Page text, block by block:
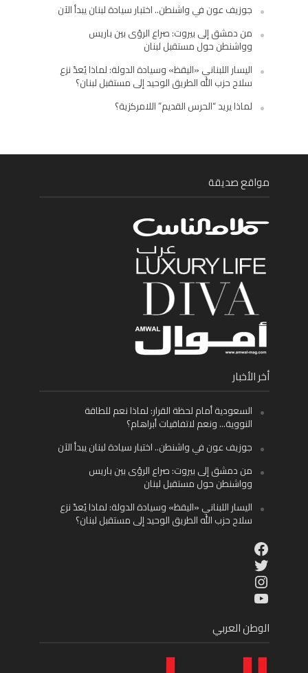
جوزيف عون في واشنطن.. اختبار سيادة لبنان يبدأ الآن
من دمشق إلى بيروت: صراع الرؤى بين باريس
وواشنطن حول مستقبل لبنان
اليسار اللبناني «اليقظ» وسيادة الدولة: لماذا يُعدّ نزع
سلاح حزب الله الطريق الوحيد إلى مستقبل لبنان؟
لماذا يريد “الحرس القديم” اللامركزية؟
مواقع صديقة
أخر الأخبار
السعودية أمام لحظة القرار: لماذا نعم للطاقة
النووية… ونعم لاتفاقيات أبراهام؟
جوزيف عون في واشنطن.. اختبار سيادة لبنان يبدأ الآن
من دمشق إلى بيروت: صراع الرؤى بين باريس
وواشنطن حول مستقبل لبنان
اليسار اللبناني «اليقظ» وسيادة الدولة: لماذا يُعدّ نزع
سلاح حزب الله الطريق الوحيد إلى مستقبل لبنان؟
Facebook
Twitter
Instagram
YouTube
الوطن العربي